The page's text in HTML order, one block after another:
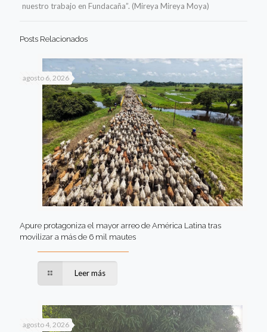
nuestro trabajo en Fundacaña”. (Mireya Mireya Moya)
Posts Relacionados
agosto 6, 2026
Apure protagoniza el mayor arreo de América Latina tras
movilizar a más de 6 mil mautes
Leer más
agosto 4, 2026